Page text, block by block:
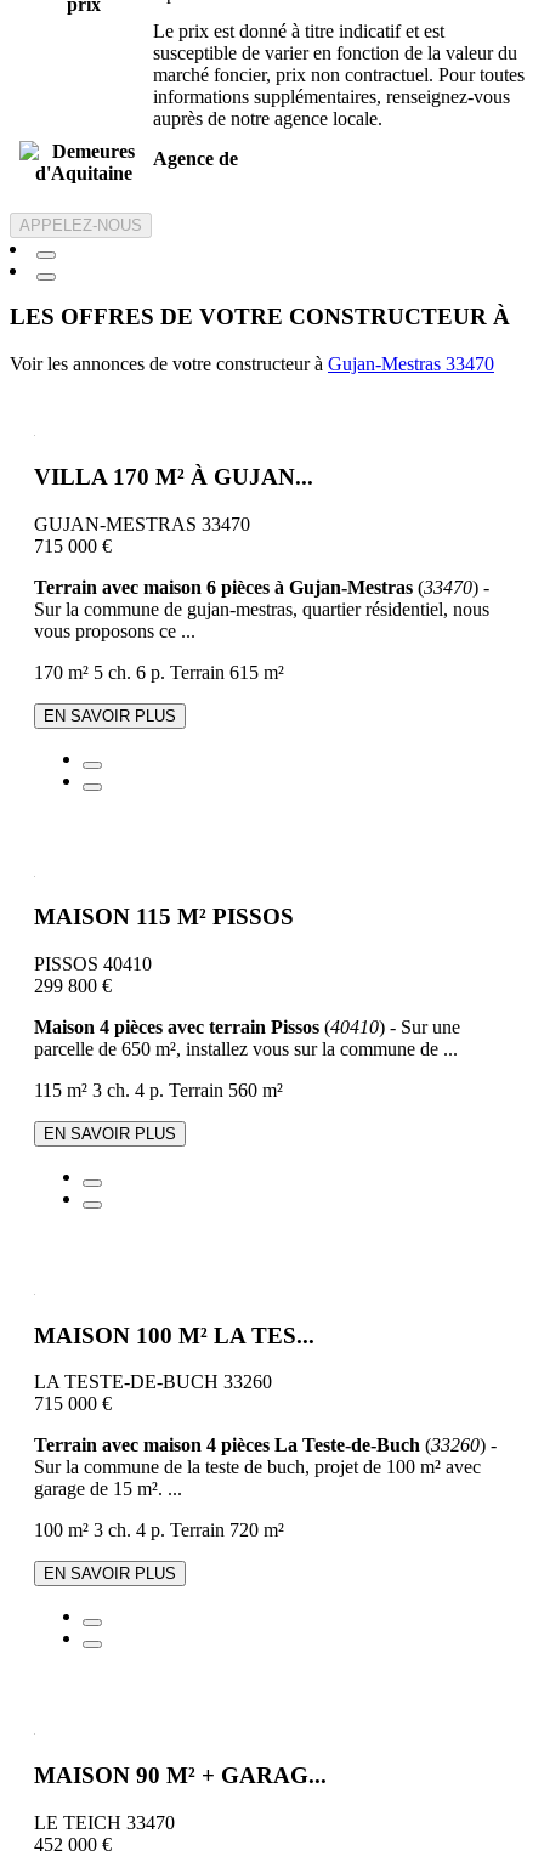
Le prix est donné à titre indicatif et est
susceptible de varier en fonction de la valeur du
marché foncier, prix non contractuel. Pour toutes
informations supplémentaires, renseignez-vous
auprès de notre agence locale.
Agence de
APPELEZ-NOUS
LES OFFRES DE VOTRE CONSTRUCTEUR À
Voir les annonces de votre constructeur à Gujan-Mestras 33470
VILLA 170 M² À GUJAN...
GUJAN-MESTRAS 33470
715 000 €
Terrain avec maison 6 pièces à Gujan-Mestras (33470) -
Sur la commune de gujan-mestras, quartier résidentiel, nous
vous proposons ce ...
170 m² 5 ch. 6 p. Terrain 615 m²
EN SAVOIR PLUS
MAISON 115 M² PISSOS
PISSOS 40410
299 800 €
Maison 4 pièces avec terrain Pissos (40410) - Sur une
parcelle de 650 m², installez vous sur la commune de ...
115 m² 3 ch. 4 p. Terrain 560 m²
EN SAVOIR PLUS
MAISON 100 M² LA TES...
LA TESTE-DE-BUCH 33260
715 000 €
Terrain avec maison 4 pièces La Teste-de-Buch (33260) -
Sur la commune de la teste de buch, projet de 100 m² avec
garage de 15 m². ...
100 m² 3 ch. 4 p. Terrain 720 m²
EN SAVOIR PLUS
MAISON 90 M² + GARAG...
LE TEICH 33470
452 000 €